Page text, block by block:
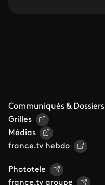
Communiqués & Dossiers
Grilles
Médias
france.tv hebdo
Phototele
france.tv groupe